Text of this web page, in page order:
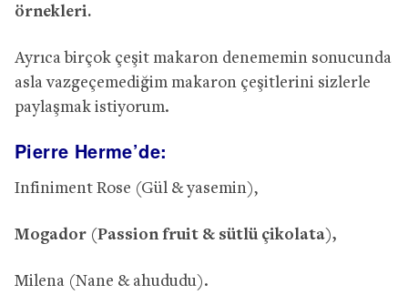
örnekleri.
Ayrıca birçok çeşit makaron denememin sonucunda
asla vazgeçemediğim makaron çeşitlerini sizlerle
paylaşmak istiyorum.
Pierre Herme’de:
Infiniment Rose (Gül & yasemin),
Mogador (Passion fruit & sütlü çikolata),
Milena (Nane & ahududu).